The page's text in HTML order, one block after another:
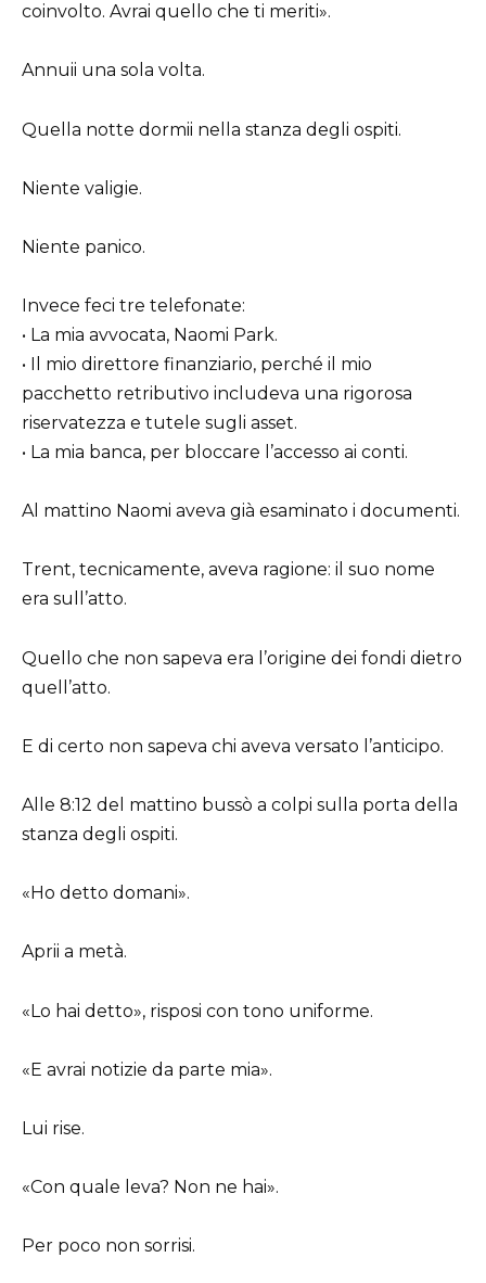
coinvolto. Avrai quello che ti meriti».
Annuii una sola volta.
Quella notte dormii nella stanza degli ospiti.
Niente valigie.
Niente panico.
Invece feci tre telefonate:
• La mia avvocata, Naomi Park.
• Il mio direttore finanziario, perché il mio
pacchetto retributivo includeva una rigorosa
riservatezza e tutele sugli asset.
• La mia banca, per bloccare l’accesso ai conti.
Al mattino Naomi aveva già esaminato i documenti.
Trent, tecnicamente, aveva ragione: il suo nome
era sull’atto.
Quello che non sapeva era l’origine dei fondi dietro
quell’atto.
E di certo non sapeva chi aveva versato l’anticipo.
Alle 8:12 del mattino bussò a colpi sulla porta della
stanza degli ospiti.
«Ho detto domani».
Aprii a metà.
«Lo hai detto», risposi con tono uniforme.
«E avrai notizie da parte mia».
Lui rise.
«Con quale leva? Non ne hai».
Per poco non sorrisi.